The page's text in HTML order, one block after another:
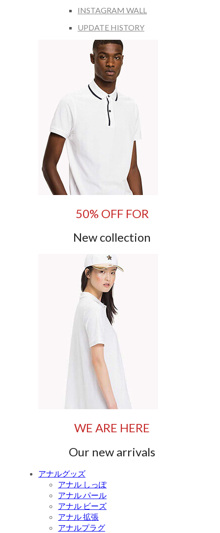
INSTAGRAM WALL
UPDATE HISTORY
50% OFF FOR
New collection
WE ARE HERE
Our new arrivals
アナルグッズ
アナル しっぽ
アナル パール
アナル ビーズ
アナル 拡張
アナルプラグ